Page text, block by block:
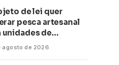
de lei quer
pesca artesanal
unidades de
agosto de 2026